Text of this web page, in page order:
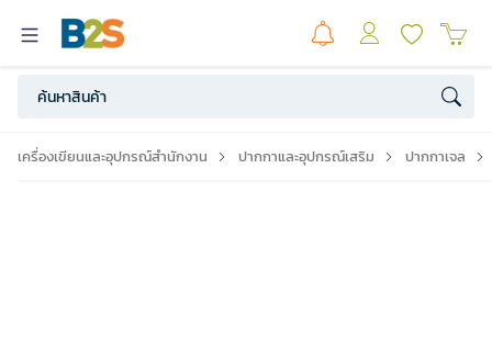
เครื่องเขียนและอุปกรณ์สำนักงาน ปากกาและอุปกรณ์เสริม ปากกาเจล